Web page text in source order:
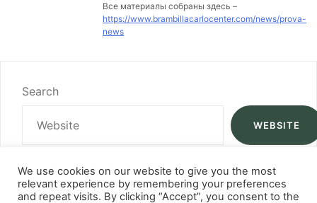
Все материалы собраны здесь –
https://www.brambillacarlocenter.com/news/prova-
news
Search
WEBSITE
We use cookies on our website to give you the most
relevant experience by remembering your preferences
and repeat visits. By clicking “Accept”, you consent to the